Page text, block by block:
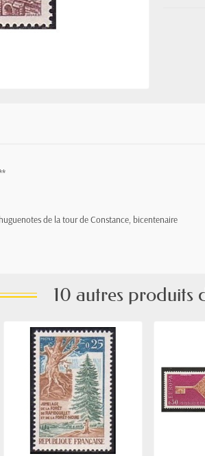
de la tour de Constance, bicentenaire
10 autres produits